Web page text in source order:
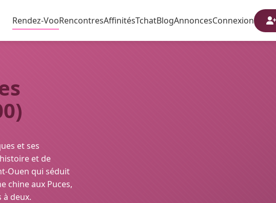
Rendez-VooRencontresAffinitésTchatBlogAnnoncesConnexion
et ses
et de
Ouen qui séduit
chine aux Puces,
deux.